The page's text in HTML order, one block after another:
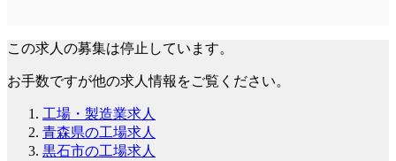
この求人の募集は停止しています。
お手数ですが他の求人情報をご覧ください。
工場・製造業求人
青森県の工場求人
黒石市の工場求人